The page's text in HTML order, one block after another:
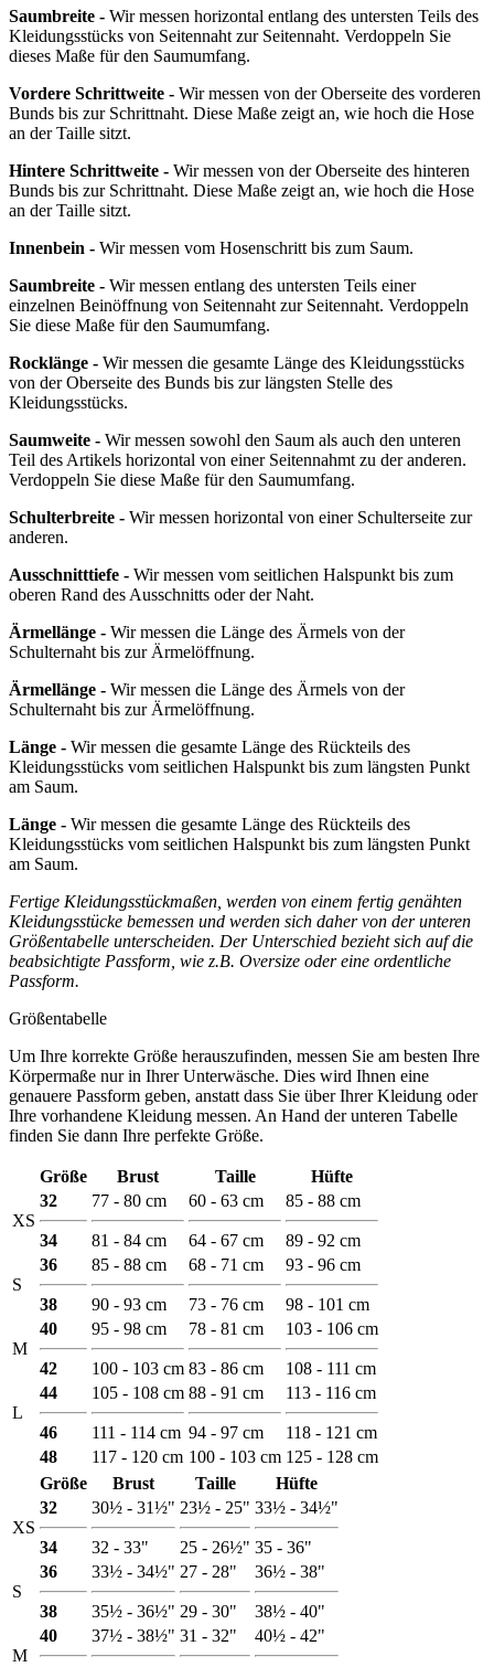
Saumbreite - Wir messen horizontal entlang des untersten Teils des
Kleidungsstücks von Seitennaht zur Seitennaht. Verdoppeln Sie
dieses Maße für den Saumumfang.
Vordere Schrittweite - Wir messen von der Oberseite des vorderen
Bunds bis zur Schrittnaht. Diese Maße zeigt an, wie hoch die Hose
an der Taille sitzt.
Hintere Schrittweite - Wir messen von der Oberseite des hinteren
Bunds bis zur Schrittnaht. Diese Maße zeigt an, wie hoch die Hose
an der Taille sitzt.
Innenbein - Wir messen vom Hosenschritt bis zum Saum.
Saumbreite - Wir messen entlang des untersten Teils einer
einzelnen Beinöffnung von Seitennaht zur Seitennaht. Verdoppeln
Sie diese Maße für den Saumumfang.
Rocklänge - Wir messen die gesamte Länge des Kleidungsstücks
von der Oberseite des Bunds bis zur längsten Stelle des
Kleidungsstücks.
Saumweite - Wir messen sowohl den Saum als auch den unteren
Teil des Artikels horizontal von einer Seitennahmt zu der anderen.
Verdoppeln Sie diese Maße für den Saumumfang.
Schulterbreite - Wir messen horizontal von einer Schulterseite zur
anderen.
Ausschnitttiefe - Wir messen vom seitlichen Halspunkt bis zum
oberen Rand des Ausschnitts oder der Naht.
Ärmellänge - Wir messen die Länge des Ärmels von der
Schulternaht bis zur Ärmelöffnung.
Ärmellänge - Wir messen die Länge des Ärmels von der
Schulternaht bis zur Ärmelöffnung.
Länge - Wir messen die gesamte Länge des Rückteils des
Kleidungsstücks vom seitlichen Halspunkt bis zum längsten Punkt
am Saum.
Länge - Wir messen die gesamte Länge des Rückteils des
Kleidungsstücks vom seitlichen Halspunkt bis zum längsten Punkt
am Saum.
Fertige Kleidungsstückmaßen, werden von einem fertig genähten
Kleidungsstücke bemessen und werden sich daher von der unteren
Größentabelle unterscheiden. Der Unterschied bezieht sich auf die
beabsichtigte Passform, wie z.B. Oversize oder eine ordentliche
Passform.
Größentabelle
Um Ihre korrekte Größe herauszufinden, messen Sie am besten Ihre
Körpermaße nur in Ihrer Unterwäsche. Dies wird Ihnen eine
genauere Passform geben, anstatt dass Sie über Ihrer Kleidung oder
Ihre vorhandene Kleidung messen. An Hand der unteren Tabelle
finden Sie dann Ihre perfekte Größe.
Größe Brust Taille Hüfte
XS
32
34
77 - 80 cm
81 - 84 cm
60 - 63 cm
64 - 67 cm
85 - 88 cm
89 - 92 cm
S
36
38
85 - 88 cm
90 - 93 cm
68 - 71 cm
73 - 76 cm
93 - 96 cm
98 - 101 cm
M
40
42
95 - 98 cm
100 - 103 cm
78 - 81 cm
83 - 86 cm
103 - 106 cm
108 - 111 cm
L
44
46
105 - 108 cm
111 - 114 cm
88 - 91 cm
94 - 97 cm
113 - 116 cm
118 - 121 cm
48
117 - 120 cm 100 - 103 cm 125 - 128 cm
Größe
Brust Taille Hüfte
XS
32
34
30½ - 31½"
32 - 33"
23½ - 25"
25 - 26½"
33½ - 34½"
35 - 36"
S
36
38
33½ - 34½"
35½ - 36½"
27 - 28"
29 - 30"
36½ - 38"
38½ - 40"
M
40 37½ - 38½" 31 - 32" 40½ - 42"